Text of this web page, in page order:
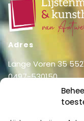
Adres
Lange Voren 35
0497-530150
info@lijstenmakerij